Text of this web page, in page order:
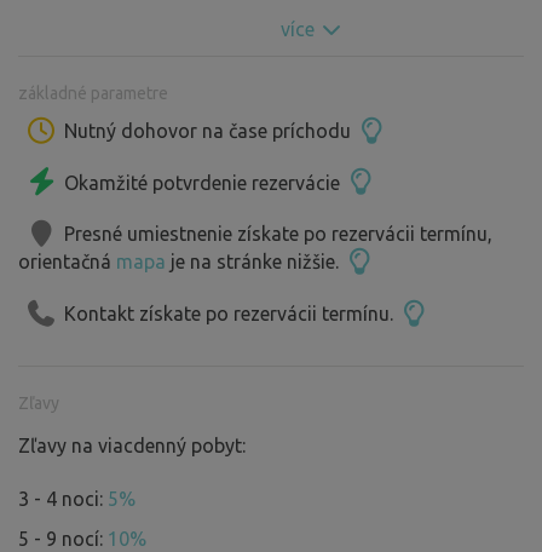
více
základné parametre
Nutný dohovor na čase príchodu
Okamžité potvrdenie rezervácie
Presné umiestnenie získate po rezervácii termínu,
orientačná mapa je na stránke nižšie.
Kontakt získate po rezervácii termínu.
Zľavy
Zľavy na viacdenný pobyt:
3 - 4 noci: 5%
5 - 9 nocí: 10%